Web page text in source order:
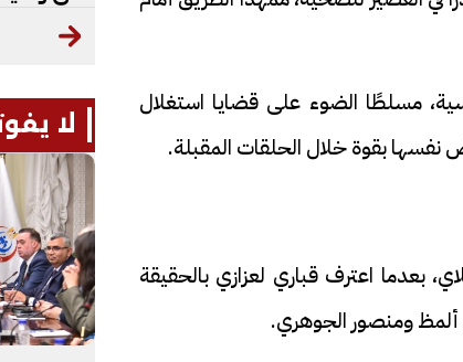
مسلطًا الضوء على قضايا استغلال
نفسها بقوة خلال الحلقات المقبلة.
بعدما اعترف قباري لعزازي بالحقيقة
ألمظ ومنصور الجوهري.
لا